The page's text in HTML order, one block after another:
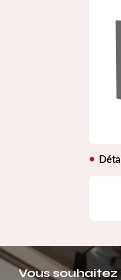
Vous souhaitez